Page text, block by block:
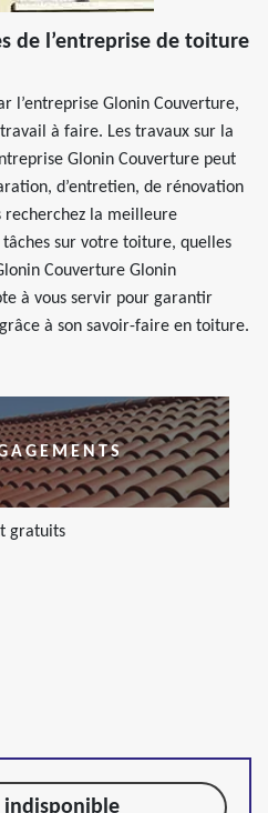
de l’entreprise de toiture
l’entreprise Glonin Couverture,
à faire. Les travaux sur la
Glonin Couverture peut
d’entretien, de rénovation
recherchez la meilleure
sur votre toiture, quelles
Couverture Glonin
à vous servir pour garantir
à son savoir-faire en toiture.
gratuits
indisponible